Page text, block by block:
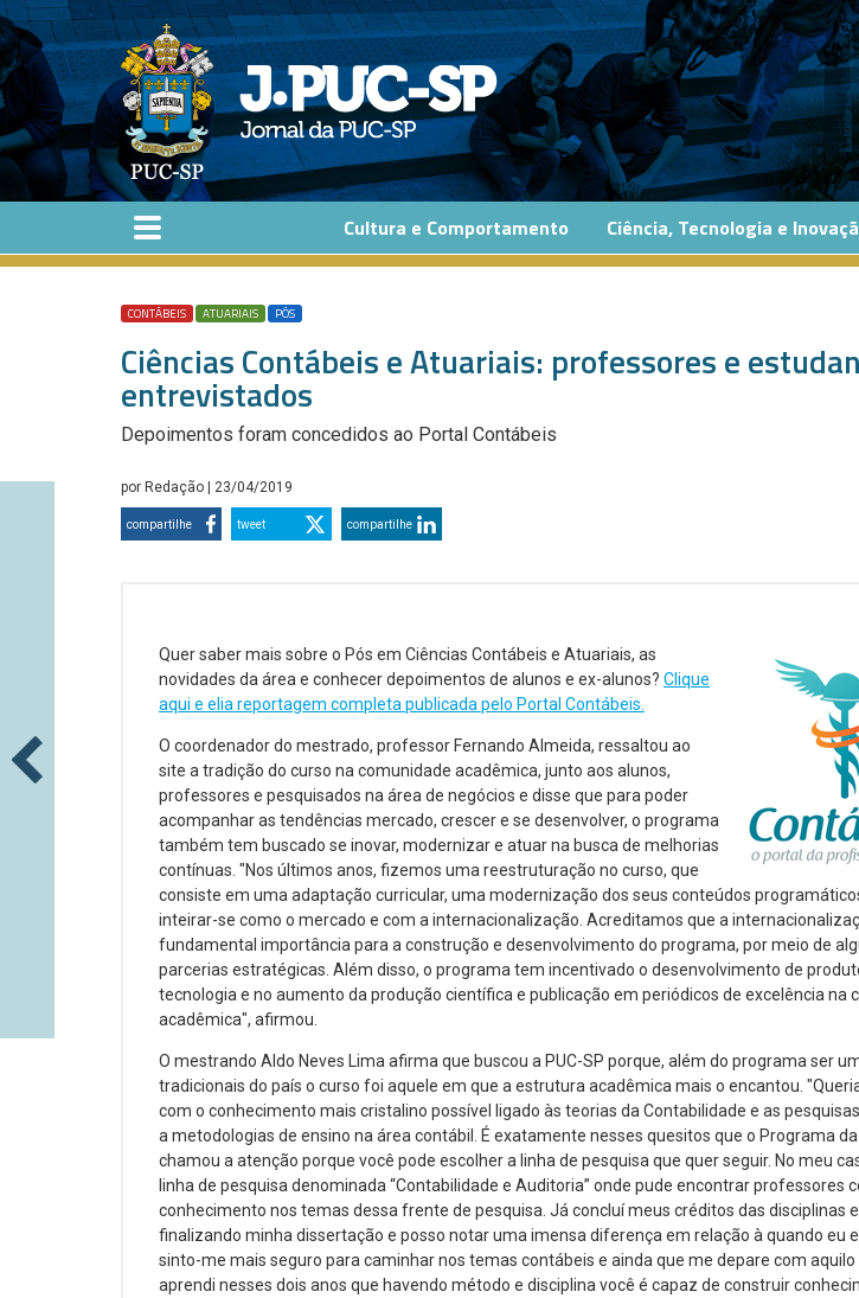
Pular para o conteúdo principal
Cultura e Comportamento Ciência, Tecnologia e
CONTÁBEIS ATUARIAIS PÓS
Ciências Contábeis e Atuariais: professores e
entrevistados
Depoimentos foram concedidos ao Portal Contábeis
por Redação | 23/04/2019
compartilhe tweet compartilhe
Quer saber mais sobre o Pós em Ciências Contábeis e Atuariais, as
novidades da área e conhecer depoimentos de alunos e ex-alunos? Clique
aqui e elia reportagem completa publicada pelo Portal Contábeis.
O coordenador do mestrado, professor Fernando Almeida, ressaltou ao
site a tradição do curso na comunidade acadêmica, junto aos alunos,
professores e pesquisados na área de negócios e disse que para poder
acompanhar as tendências mercado, crescer e se desenvolver, o programa
também tem buscado se inovar, modernizar e atuar na busca de melhorias
contínuas. "Nos últimos anos, fizemos uma reestruturação no curso, que
consiste em uma adaptação curricular, uma modernização dos seus conteúdos
inteirar-se como o mercado e com a internacionalização. Acreditamos que a
fundamental importância para a construção e desenvolvimento do programa, por meio de
parcerias estratégicas. Além disso, o programa tem incentivado o desenvolvimento de
tecnologia e no aumento da produção científica e publicação em periódicos de excelência na
acadêmica", afirmou.
O mestrando Aldo Neves Lima afirma que buscou a PUC-SP porque, além do programa ser
tradicionais do país o curso foi aquele em que a estrutura acadêmica mais o encantou.
com o conhecimento mais cristalino possível ligado às teorias da Contabilidade e as
a metodologias de ensino na área contábil. É exatamente nesses quesitos que o Programa da
chamou a atenção porque você pode escolher a linha de pesquisa que quer seguir. No meu
linha de pesquisa denominada “Contabilidade e Auditoria” onde pude encontrar professores
conhecimento nos temas dessa frente de pesquisa. Já concluí meus créditos das disciplinas
finalizando minha dissertação e posso notar uma imensa diferença em relação à quando eu
sinto-me mais seguro para caminhar nos temas contábeis e ainda que me depare com aquilo
aprendi nesses dois anos que havendo método e disciplina você é capaz de construir